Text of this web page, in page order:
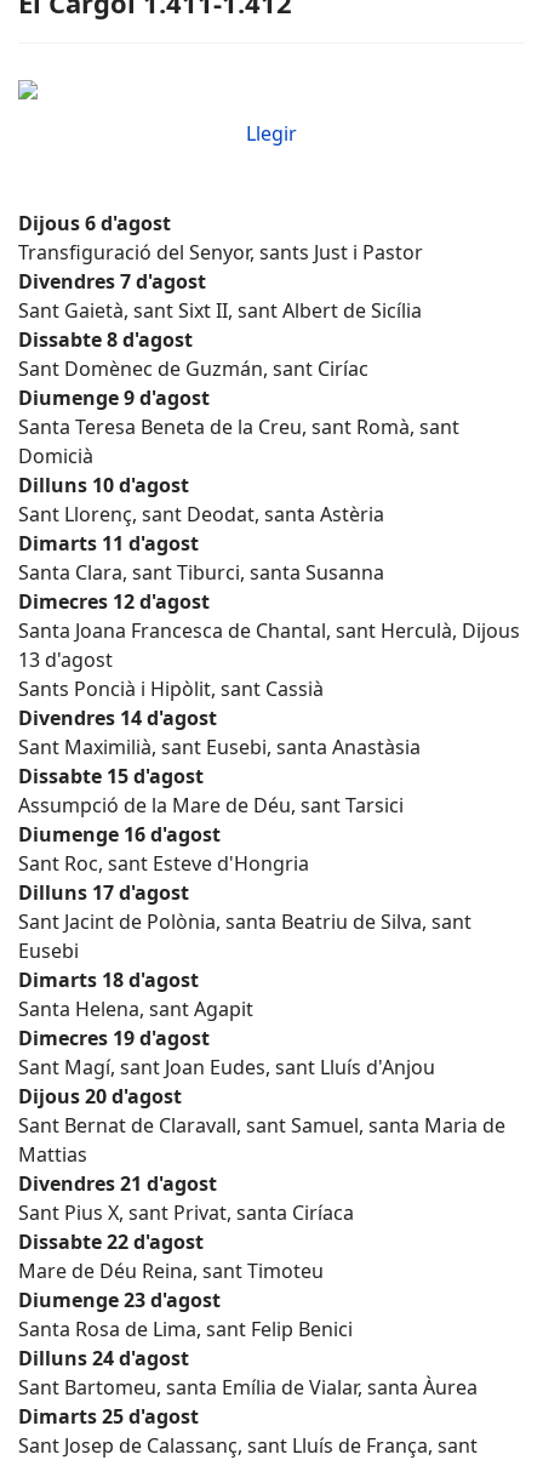
Llegir
Dijous 6 d'agost
Transfiguració del Senyor, sants Just i Pastor
Divendres 7 d'agost
Sant Gaietà, sant Sixt II, sant Albert de Sicília
Dissabte 8 d'agost
Sant Domènec de Guzmán, sant Ciríac
Diumenge 9 d'agost
Santa Teresa Beneta de la Creu, sant Romà, sant
Domicià
Dilluns 10 d'agost
Sant Llorenç, sant Deodat, santa Astèria
Dimarts 11 d'agost
Santa Clara, sant Tiburci, santa Susanna
Dimecres 12 d'agost
Santa Joana Francesca de Chantal, sant Herculà, Dijous
13 d'agost
Sants Poncià i Hipòlit, sant Cassià
Divendres 14 d'agost
Sant Maximilià, sant Eusebi, santa Anastàsia
Dissabte 15 d'agost
Assumpció de la Mare de Déu, sant Tarsici
Diumenge 16 d'agost
Sant Roc, sant Esteve d'Hongria
Dilluns 17 d'agost
Sant Jacint de Polònia, santa Beatriu de Silva, sant
Eusebi
Dimarts 18 d'agost
Santa Helena, sant Agapit
Dimecres 19 d'agost
Sant Magí, sant Joan Eudes, sant Lluís d'Anjou
Dijous 20 d'agost
Sant Bernat de Claravall, sant Samuel, santa Maria de
Mattias
Divendres 21 d'agost
Sant Pius X, sant Privat, santa Ciríaca
Dissabte 22 d'agost
Mare de Déu Reina, sant Timoteu
Diumenge 23 d'agost
Santa Rosa de Lima, sant Felip Benici
Dilluns 24 d'agost
Sant Bartomeu, santa Emília de Vialar, santa Àurea
Dimarts 25 d'agost
Sant Josep de Calassanç, sant Lluís de França, sant